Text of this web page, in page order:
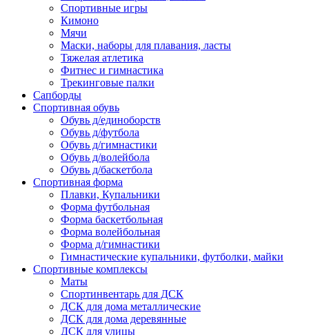
Спортивные игры
Кимоно
Мячи
Маски, наборы для плавания, ласты
Тяжелая атлетика
Фитнес и гимнастика
Трекинговые палки
Сапборды
Спортивная обувь
Обувь д/единоборств
Обувь д/футбола
Обувь д/гимнастики
Обувь д/волейбола
Обувь д/баскетбола
Спортивная форма
Плавки, Купальники
Форма футбольная
Форма баскетбольная
Форма волейбольная
Форма д/гимнастики
Гимнастические купальники, футболки, майки
Спортивные комплексы
Маты
Спортинвентарь для ДСК
ДСК для дома металлические
ДСК для дома деревянные
ДСК для улицы